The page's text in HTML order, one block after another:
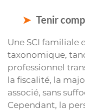
Tenir
Une SCI familiale
taxonomique,
professionnel
la fiscalité, la
associé, sans
Cependant, la